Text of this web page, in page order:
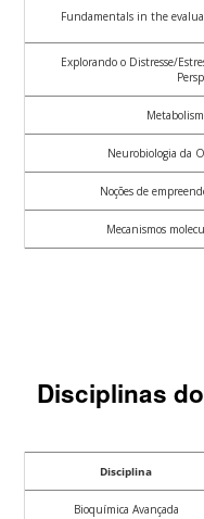
Fundamentals in the
Explorando o Distresse/
Neurobiologia da
Noções de
Mecanismos
Disciplinas
Disciplina
Bioquímica Avançada